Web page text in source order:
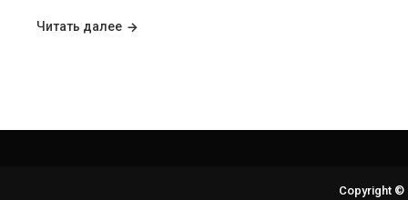
Читать далее
Copyright ©